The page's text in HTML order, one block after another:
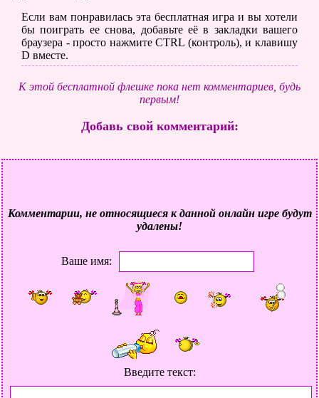
Если вам понравилась эта бесплатная игра и вы хотели
бы поиграть ее снова, добавьте её в закладки вашего
браузера - просто нажмите CTRL (контроль), и клавишу
D вместе.
К этой бесплатной флешке пока нет комментариев, будь
первым!
Добавь свой комментарий:
Комментарии, не относящиеся к данной онлайн игре будут
удалены!
Ваше имя:
Введите текст: